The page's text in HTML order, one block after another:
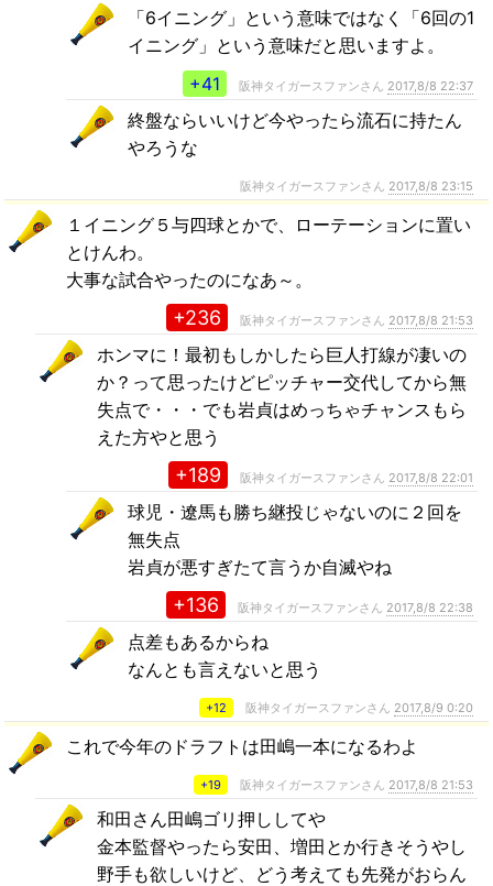
「6イニング」という意味ではなく「6回の1
イニング」という意味だと思いますよ。
+41
阪神タイガースファンさん 2017,8/8 22:37
終盤ならいいけど今やったら流石に持たん
やろうな
阪神タイガースファンさん 2017,8/8 23:15
１イニング５与四球とかで、ローテーションに置い
とけんわ。
大事な試合やったのになあ～。
+236 阪神タイガースファンさん 2017,8/8 21:53
ホンマに！最初もしかしたら巨人打線が凄いの
か？って思ったけどピッチャー交代してから無
失点で・・・でも岩貞はめっちゃチャンスもら
えた方やと思う
+189 阪神タイガースファンさん 2017,8/8 22:01
球児・遼馬も勝ち継投じゃないのに２回を
無失点
岩貞が悪すぎたて言うか自滅やね
+136 阪神タイガースファンさん 2017,8/8 22:38
点差もあるからね
なんとも言えないと思う
+12 阪神タイガースファンさん 2017,8/9 0:20
これで今年のドラフトは田嶋一本になるわよ
+19 阪神タイガースファンさん 2017,8/8 21:53
和田さん田嶋ゴリ押ししてや
金本監督やったら安田、増田とか行きそうやし
野手も欲しいけど、どう考えても先発がおらん